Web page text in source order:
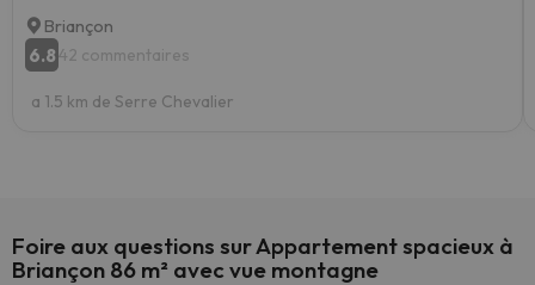
Briançon
6.842 commentaires
a 1.5 km de Serre Chevalier
Foire aux questions sur Appartement spacieux à
Briançon 86 m² avec vue montagne